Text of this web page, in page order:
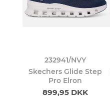
232941/NVY
Skechers Glide Step
Pro Elron
899,95 DKK